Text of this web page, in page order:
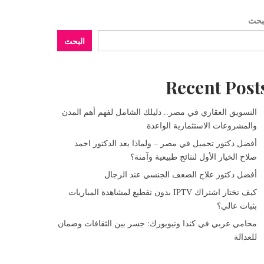
البحث
Recent
التسويق العقاري في مصر.. دليلك الشامل لفهم أهم المدن
والمشروعات الاستثمارية الواعدة
أفضل دكتور تجميل في مصر – ولماذا يعد الدكتور احمد
صلاح الخيار الأول لنتائج طبيعية وآمنة؟
أفضل دكتور علاج الضعف الجنسي عند الرجال
كيف تختار اشتراك IPTV بدون تقطيع لمشاهدة المباريات
بثبات عالي؟
محامي عربي في كندا ونيويورك: جسر بين الثقافات وضمان
للعدالة